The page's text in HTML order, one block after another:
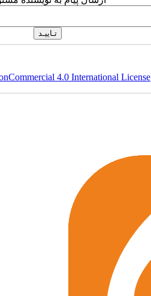
4.0 International License